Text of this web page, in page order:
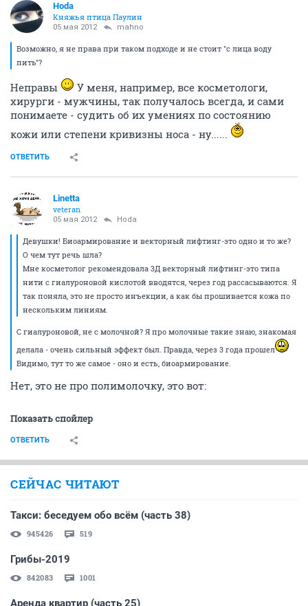
Hoda
Княжья птица Паулин
05 мая 2012 mahno
Возможно, я не права при таком подходе и не стоит "с лица воду
пить"?
Неправы
У меня, например, все косметологи,
хирурги - мужчины, так получалось всегда, и сами
понимаете - судить об их умениях по состоянию
кожи или степени кривизны носа - ну......
ОТВЕТИТЬ
Linetta
veteran
05 мая 2012 Hoda
Девушки! Биоармирование и векторный лифтинг-это одно и то же?
О чем тут речь шла?
Мне косметолог рекомендовала 3Д векторный лифтинг-это типа
нити с гиалуроновой кислотой вводятся, через год рассасываются. Я
так поняла, это не просто инъекции, а как бы прошивается кожа по
нескольким линиям.
С гиалуроновой, не с молочной? Я про молочные такие знаю, знакомая
делала - очень сильный эффект был. Правда, через 3 года прошел
Видимо, тут то же самое - оно и есть, биоармирование.
Нет, это не про полимолочку, это вот:
Показать спойлер
ОТВЕТИТЬ
СЕЙЧАС ЧИТАЮТ
Такси: беседуем обо всём (часть 38)
945426 519
Грибы-2019
842083 1001
Аренда квартир (часть 25)